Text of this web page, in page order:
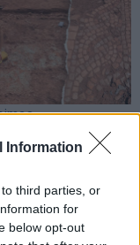
Information
third parties, or
for
below opt-out
slėpėsi daugiau
metų: Anglijoje